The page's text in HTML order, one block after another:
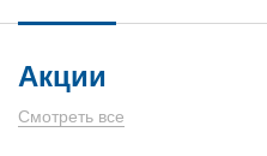
Акции
Смотреть все